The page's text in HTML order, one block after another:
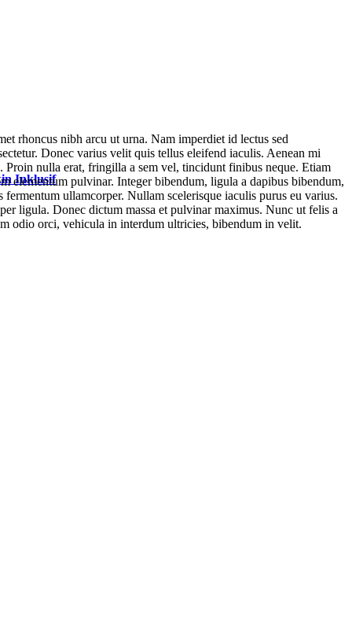
Inklusif
rhoncus nibh arcu ut urna. Nam imperdiet id lectus sed
Donec varius velit quis tellus eleifend iaculis. Aenean mi
nulla erat, fringilla a sem vel, tincidunt finibus neque. Etiam
elementum pulvinar. Integer bibendum, ligula a dapibus bibendum,
ullamcorper. Nullam scelerisque iaculis purus eu varius.
ligula. Donec dictum massa et pulvinar maximus. Nunc ut felis a
odio orci, vehicula in interdum ultricies, bibendum in velit.